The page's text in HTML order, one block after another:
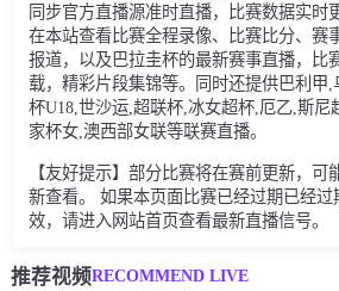
同步官方直播源准时直播，比赛数据实时
在本站查看比赛全程录像、比赛比分、赛
报道，以及巴拉圭杯的最新赛事直播，比
载，精彩片段集锦等。同时还提供巴利甲
杯U18,世沙运,超联杯,冰女超杯,厄乙,斯尼
家杯女,澳西部女联等联赛直播。
【友好提示】部分比赛将在赛前更新，可
新查看。 如果本页面比赛已经过期已经
效，请进入网站首页查看最新直播信号。
推荐视频RECOMMEND LIVE